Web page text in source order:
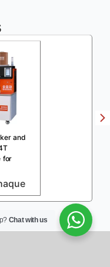
and
for
Chat with us